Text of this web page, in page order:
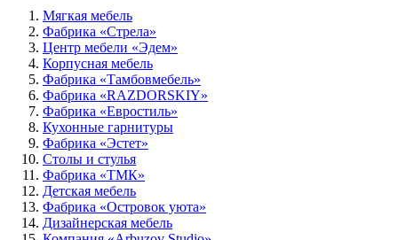
Мягкая мебель
Фабрика «Стрела»
Центр мебели «Эдем»
Корпусная мебель
Фабрика «Тамбовмебель»
Фабрика «RAZDORSKIY»
Фабрика «Евростиль»
Кухонные гарнитуры
Фабрика «Эстет»
Столы и стулья
Фабрика «ТМК»
Детская мебель
Фабрика «Островок уюта»
Дизайнерская мебель